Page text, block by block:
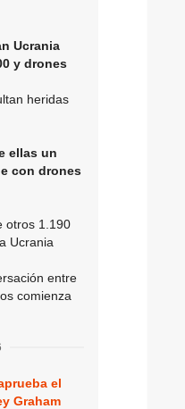
Ucrania
y drones
heridas
ellas un
con drones
otros 1.190
Ucrania
entre
comienza
el
Graham